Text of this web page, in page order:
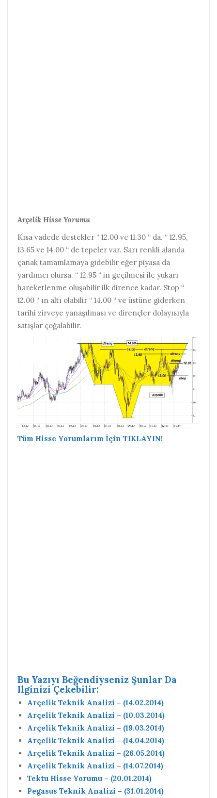
Arçelik Hisse Yorumu
Kısa vadede destekler “ 12.00 ve 11.30 “ da. “ 12.95,
13.65 ve 14.00 “ de tepeler var. Sarı renkli alanda
çanak tamamlamaya gidebilir eğer piyasa da
yardımcı olursa. “ 12.95 “ in geçilmesi ile yukarı
hareketlenme oluşabilir ilk dirence kadar. Stop “
12.00 “ ın altı olabilir “ 14.00 “ ve üstüne giderken
tarihi zirveye yanaşılması ve dirençler dolayısıyla
satışlar çoğalabilir.
Tüm Hisse Yorumlarım İçin TIKLAYIN!
Bu Yazıyı Beğendiyseniz Şunlar Da
Ilginizi Çekebilir:
Arçelik Teknik Analizi – (14.02.2014)
Arçelik Teknik Analizi – (10.03.2014)
Arçelik Teknik Analizi – (19.03.2014)
Arçelik Teknik Analizi – (14.04.2014)
Arçelik Teknik Analizi – (26.05.2014)
Arçelik Teknik Analizi – (14.07.2014)
Tektu Hisse Yorumu – (20.01.2014)
Pegasus Teknik Analizi – (31.01.2014)